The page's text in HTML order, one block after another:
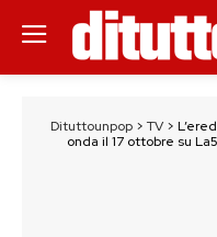
Dituttounpop> TV>
onda il 17 ottobre su